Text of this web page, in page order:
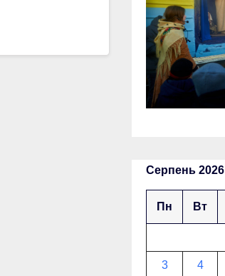
Серпень 2026
Пн Вт
3 4